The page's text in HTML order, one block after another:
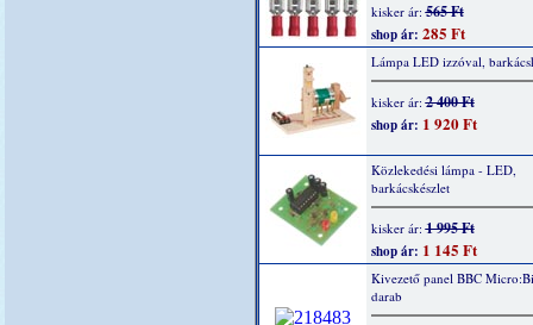
kisker ár:565 Ft
shop ár: 285 Ft
Lámpa LED izzóval,
kisker ár:2 400 Ft
shop ár: 1 920 Ft
Közlekedési lámpa - LED,
barkácskészlet
kisker ár:1 995 Ft
shop ár: 1 145 Ft
Kivezető panel BBC
darab